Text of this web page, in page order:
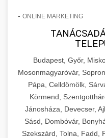
- ONLINE MARKETING
Budapest, Győr,
Mosonmagyaróvár,
Pápa, Celldömölk,
Körmend,
Jánosháza, Devecser,
Sásd, Dombóvár,
Szekszárd, Tolna, Fadd,